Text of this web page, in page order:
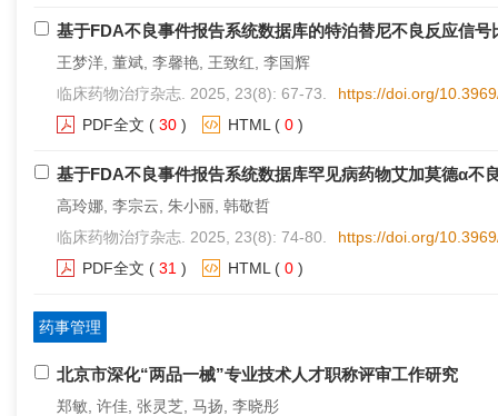
基于FDA不良事件报告系统数据库的特泊替尼不良反应信号
王梦洋, 董斌, 李馨艳, 王致红, 李国辉
临床药物治疗杂志. 2025, 23(8): 67-73.
https://doi.org/
PDF全文 ( 30 ) HTML ( 0 )
基于FDA不良事件报告系统数据库罕见病药物艾加莫德α不
高玲娜, 李宗云, 朱小丽, 韩敬哲
临床药物治疗杂志. 2025, 23(8): 74-80.
https://doi.org/
PDF全文 ( 31 ) HTML ( 0 )
药事管理
北京市深化“两品一械”专业技术人才职称评审工作研究
郑敏, 许佳, 张灵芝, 马扬, 李晓彤